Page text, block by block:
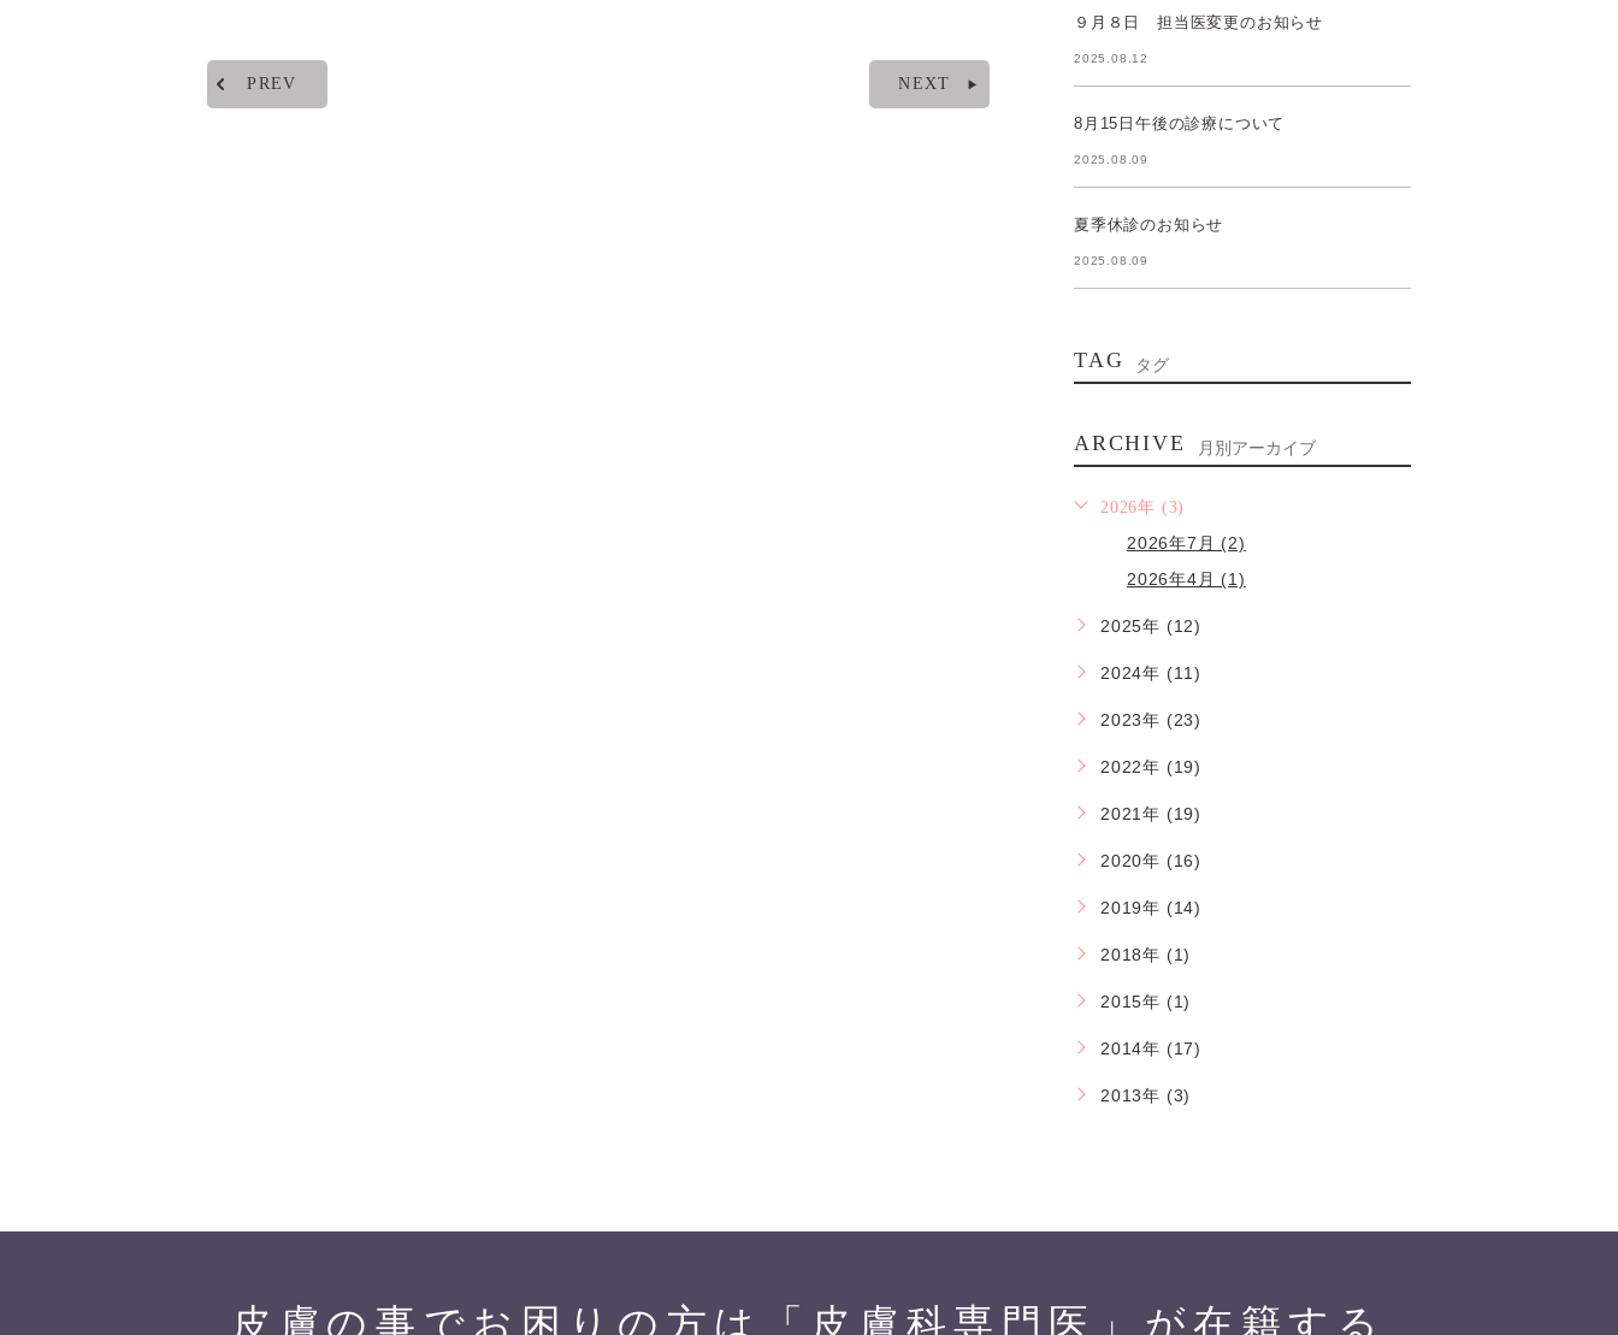
PREV NEXT
９月８日 担当医変更のお知らせ
2025.08.12
8月15日午後の診療について
2025.08.09
夏季休診のお知らせ
2025.08.09
TAG タグ
ARCHIVE 月別アーカイブ
2026年 (3)
2026年7月 (2)
2026年4月 (1)
2025年 (12)
2024年 (11)
2023年 (23)
2022年 (19)
2021年 (19)
2020年 (16)
2019年 (14)
2018年 (1)
2015年 (1)
2014年 (17)
2013年 (3)
皮膚の事でお困りの方は「皮膚科専門医」が在籍する